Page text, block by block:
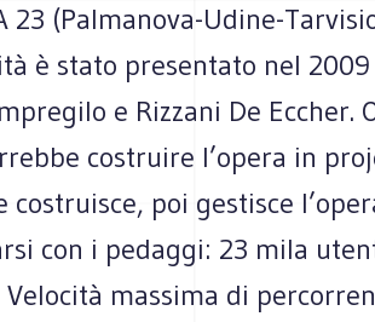
23 (Palmanova-Udine-
è stato presentato nel 2009
e Rizzani De Eccher.
costruire l’opera in
poi gestisce
con i pedaggi: 23 mila
massima di